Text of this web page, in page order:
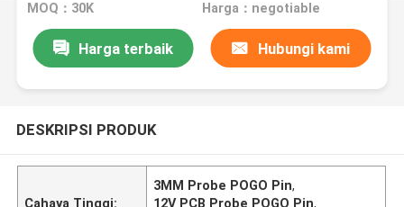
MOQ：30K Harga：negotiable
Harga terbaik Hubungi kami
DESKRIPSI PRODUK
Cahaya Tinggi:
3MM Probe POGO Pin,
12V PCB Probe POGO Pin,